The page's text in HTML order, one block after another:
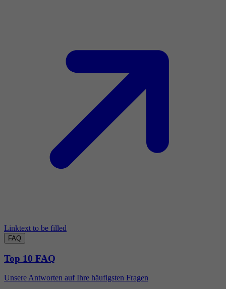
Linktext to be filled
FAQ
Top 10 FAQ
Unsere Antworten auf Ihre häufigsten Fragen